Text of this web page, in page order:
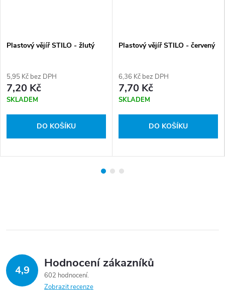
Plastový vějíř STILO - žlutý
5,95 Kč bez DPH
7,20 Kč
SKLADEM
DO KOŠÍKU
Plastový vějíř STILO - červený
6,36 Kč bez DPH
7,70 Kč
SKLADEM
DO KOŠÍKU
4,9 Hodnocení zákazníků
602 hodnocení
Zobrazit recenze